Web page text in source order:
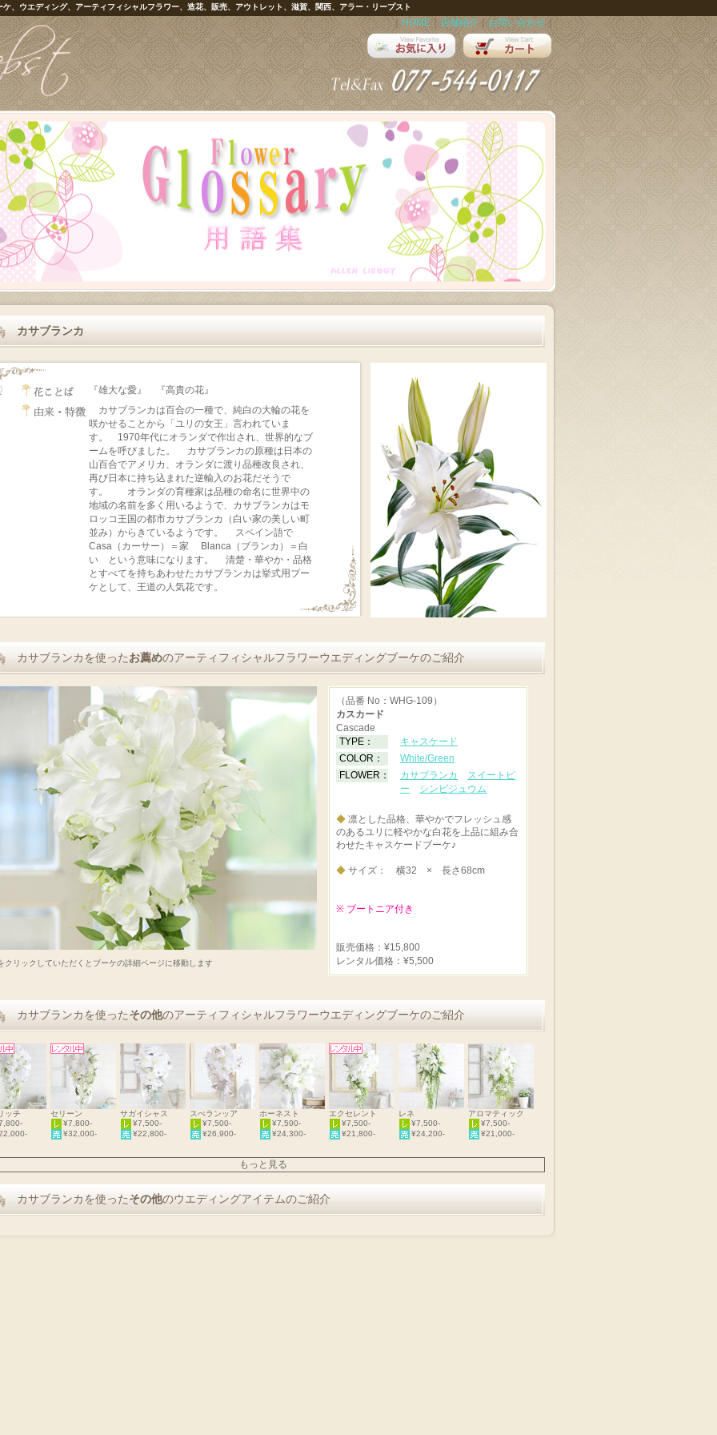
ケ、ウエディング、アーティフィシャルフラワー、造花、販売、アウトレット、滋賀、関西、アラー・リープスト
｜ HOME｜ 店舗紹介 ｜お問い合わせ｜
カサブランカ
『雄大な愛』 『高貴の花』
カサブランカは百合の一種で、純白の大輪の花を
咲かせることから「ユリの女王」言われていま
す。 1970年代にオランダで作出され、世界的なブ
ームを呼びました。 カサブランカの原種は日本の
山百合でアメリカ、オランダに渡り品種改良され、
再び日本に持ち込まれた逆輸入のお花だそうで
す。 オランダの育種家は品種の命名に世界中の
地域の名前を多く用いるようで、カサブランカはモ
ロッコ王国の都市カサブランカ（白い家の美しい町
並み）からきているようです。 スペイン語で
Casa（カーサー）＝家 Blanca（ブランカ）＝白
い という意味になります。 清楚・華やか・品格
とすべてを持ちあわせたカサブランカは挙式用ブー
ケとして、王道の人気花です。
カサブランカを使ったお薦めのアーティフィシャルフラワーウエディングブーケのご紹介
クリックしていただくとブーケの詳細ページに移動します
（品番 No：WHG-109）
カスカード
Cascade
TYPE：
キャスケード
COLOR：
White/Green
FLOWER：
カサブランカ
スイートピ
ー
シンビジュウム
◆ 凛とした品格、華やかでフレッシュ感
のあるユリに軽やかな白花を上品に組み合
わせたキャスケードブーケ♪
◆ サイズ： 横32 × 長さ68cm
※ ブートニア付き
販売価格：¥15,800
レンタル価格：¥5,500
カサブランカを使ったその他のアーティフィシャルフラワーウエディングブーケのご紹介
ッチ
セリーン
¥7,800-
¥32,000-
サガイシャス
¥7,500-
¥22,800-
スぺランッア
¥7,500-
¥26,900-
ホーネスト
¥7,500-
¥24,300-
エクセレント
¥7,500-
¥21,800-
レネ
¥7,500-
¥24,200-
アロマティック
¥7,500-
¥21,000-
もっと見る
カサブランカを使ったその他のウエディングアイテムのご紹介